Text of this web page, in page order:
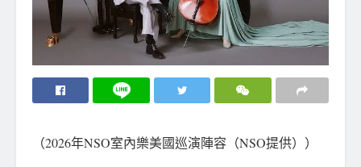
（2026年NSO室內樂美國巡演陣容（NSO提供））